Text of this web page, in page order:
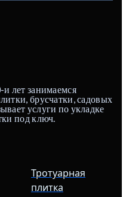
лет занимаемся
брусчатки, садовых
услуги по укладке
под ключ.
Тротуарная
плитка